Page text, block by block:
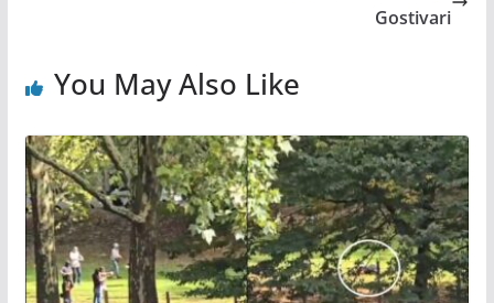
Gostivari
You May Also Like